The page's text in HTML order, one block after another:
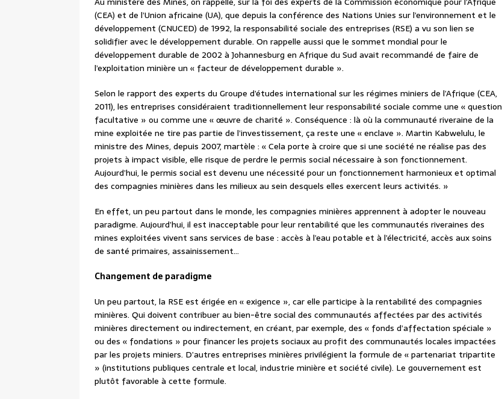
(CEA) et de l’Union africaine (UA), que depuis la conférence des Nations Unies sur l’environnement et le
développement (CNUCED) de 1992, la responsabilité sociale des entreprises (RSE) a vu son lien se
solidifier avec le développement durable. On rappelle aussi que le sommet mondial pour le
développement durable de 2002 à Johannesburg en Afrique du Sud avait recommandé de faire de
l’exploitation minière un « facteur de développement durable ».
Selon le rapport des experts du Groupe d’études international sur les régimes miniers de l’Afrique (CEA,
2011), les entreprises considéraient traditionnellement leur responsabilité sociale comme une « question
facultative » ou comme une « œuvre de charité ». Conséquence : là où la communauté riveraine de la
mine exploitée ne tire pas partie de l’investissement, ça reste une « enclave ». Martin Kabwelulu, le
ministre des Mines, depuis 2007, martèle : « Cela porte à croire que si une société ne réalise pas des
projets à impact visible, elle risque de perdre le permis social nécessaire à son fonctionnement.
Aujourd’hui, le permis social est devenu une nécessité pour un fonctionnement harmonieux et optimal
des compagnies minières dans les milieux au sein desquels elles exercent leurs activités. »
En effet, un peu partout dans le monde, les compagnies minières apprennent à adopter le nouveau
paradigme. Aujourd’hui, il est inacceptable pour leur rentabilité que les communautés riveraines des
mines exploitées vivent sans services de base : accès à l’eau potable et à l’électricité, accès aux soins
de santé primaires, assainissement…
Changement de paradigme
Un peu partout, la RSE est érigée en « exigence », car elle participe à la rentabilité des compagnies
minières. Qui doivent contribuer au bien-être social des communautés affectées par des activités
minières directement ou indirectement, en créant, par exemple, des « fonds d’affectation spéciale »
ou des « fondations » pour financer les projets sociaux au profit des communautés locales impactées
par les projets miniers. D’autres entreprises minières privilégient la formule de « partenariat tripartite
» (institutions publiques centrale et local, industrie minière et société civile). Le gouvernement est
plutôt favorable à cette formule.